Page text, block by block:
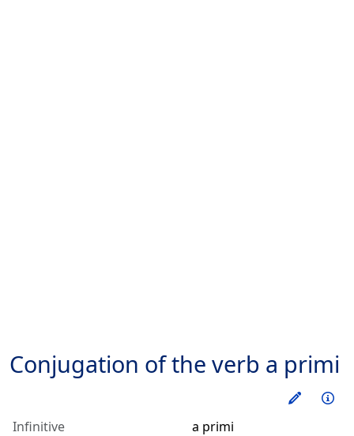
Conjugation of the verb a primi
Train
Infinitive
a primi